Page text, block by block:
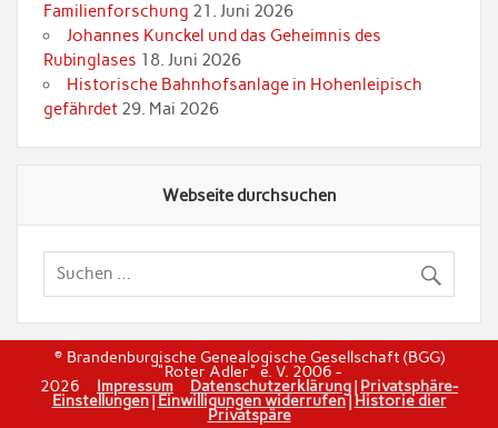
Familienforschung 21. Juni 2026
Johannes Kunckel und das Geheimnis des
Rubinglases 18. Juni 2026
Historische Bahnhofsanlage in Hohenleipisch
gefährdet 29. Mai 2026
Webseite durchsuchen
© Brandenburgische Genealogische Gesellschaft (BGG)
"Roter Adler" e. V. 2006 -
2026 Impressum Datenschutzerklärung| Privatsphäre-
Einstellungen| Einwilligungen widerrufen|Historie dier
Privatspäre